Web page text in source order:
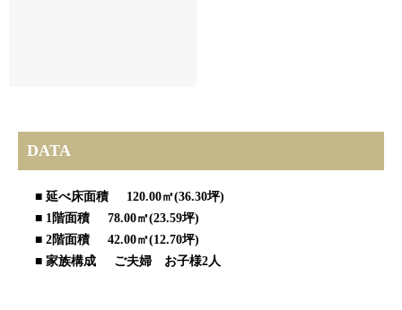
DATA
■ 延べ床面積 120.00㎡(36.30坪)
■ 1階面積 78.00㎡(23.59坪)
■ 2階面積 42.00㎡(12.70坪)
■ 家族構成 ご夫婦 お子様2人